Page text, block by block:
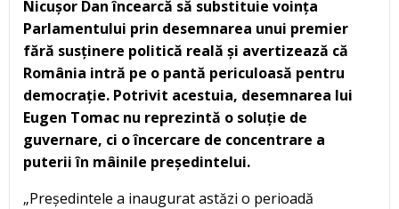
Nicușor Dan încearcă să substituie voința
Parlamentului prin desemnarea unui premier
fără susținere politică reală și avertizează că
România intră pe o pantă periculoasă pentru
democrație. Potrivit acestuia, desemnarea lui
Eugen Tomac nu reprezintă o soluție de
guvernare, ci o încercare de concentrare a
puterii în mâinile președintelui.
„Președintele a inaugurat astăzi o perioadă